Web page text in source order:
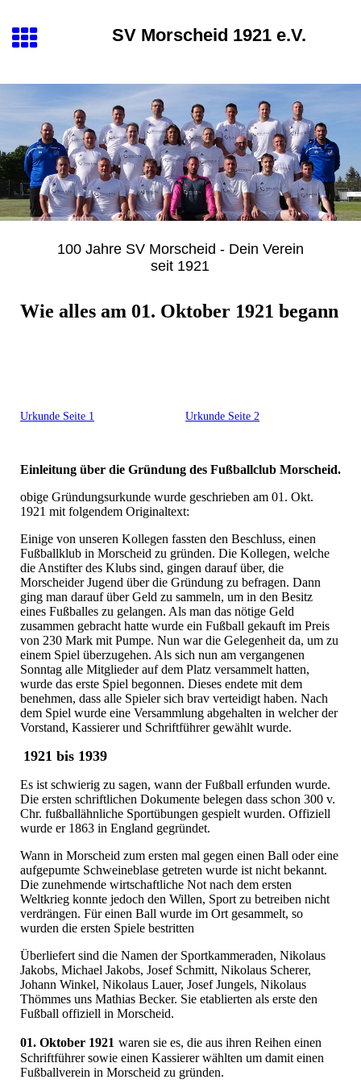
SV Morscheid 1921 e.V.
100 Jahre SV Morscheid - Dein Verein
seit 1921
Wie alles am 01. Oktober 1921 begann
Urkunde Seite 1 Urkunde Seite 2
Einleitung über die Gründung des Fußballclub Morscheid.
obige Gründungsurkunde wurde geschrieben am 01. Okt.
1921 mit folgendem Originaltext:
Einige von unseren Kollegen fassten den Beschluss, einen
Fußballklub in Morscheid zu gründen. Die Kollegen, welche
die Anstifter des Klubs sind, gingen darauf über, die
Morscheider Jugend über die Gründung zu befragen. Dann
ging man darauf über Geld zu sammeln, um in den Besitz
eines Fußballes zu gelangen. Als man das nötige Geld
zusammen gebracht hatte wurde ein Fußball gekauft im Preis
von 230 Mark mit Pumpe. Nun war die Gelegenheit da, um zu
einem Spiel überzugehen. Als sich nun am vergangenen
Sonntag alle Mitglieder auf dem Platz versammelt hatten,
wurde das erste Spiel begonnen. Dieses endete mit dem
benehmen, dass alle Spieler sich brav verteidigt haben. Nach
dem Spiel wurde eine Versammlung abgehalten in welcher der
Vorstand, Kassierer und Schriftführer gewählt wurde.
1921 bis 1939
Es ist schwierig zu sagen, wann der Fußball erfunden wurde.
Die ersten schriftlichen Dokumente belegen dass schon 300 v.
Chr. fußballähnliche Sportübungen gespielt wurden. Offiziell
wurde er 1863 in England gegründet.
Wann in Morscheid zum ersten mal gegen einen Ball oder eine
aufgepumte Schweineblase getreten wurde ist nicht bekannt.
Die zunehmende wirtschaftliche Not nach dem ersten
Weltkrieg konnte jedoch den Willen, Sport zu betreiben nicht
verdrängen. Für einen Ball wurde im Ort gesammelt, so
wurden die ersten Spiele bestritten
Überliefert sind die Namen der Sportkammeraden, Nikolaus
Jakobs, Michael Jakobs, Josef Schmitt, Nikolaus Scherer,
Johann Winkel, Nikolaus Lauer, Josef Jungels, Nikolaus
Thömmes uns Mathias Becker. Sie etablierten als erste den
Fußball offiziell in Morscheid.
01. Oktober 1921 waren sie es, die aus ihren Reihen einen
Schriftführer sowie einen Kassierer wählten um damit einen
Fußballverein in Morscheid zu gründen.